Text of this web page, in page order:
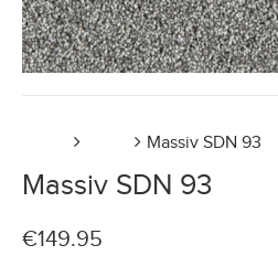
Massiv SDN 93
Massiv SDN 93
€149.95